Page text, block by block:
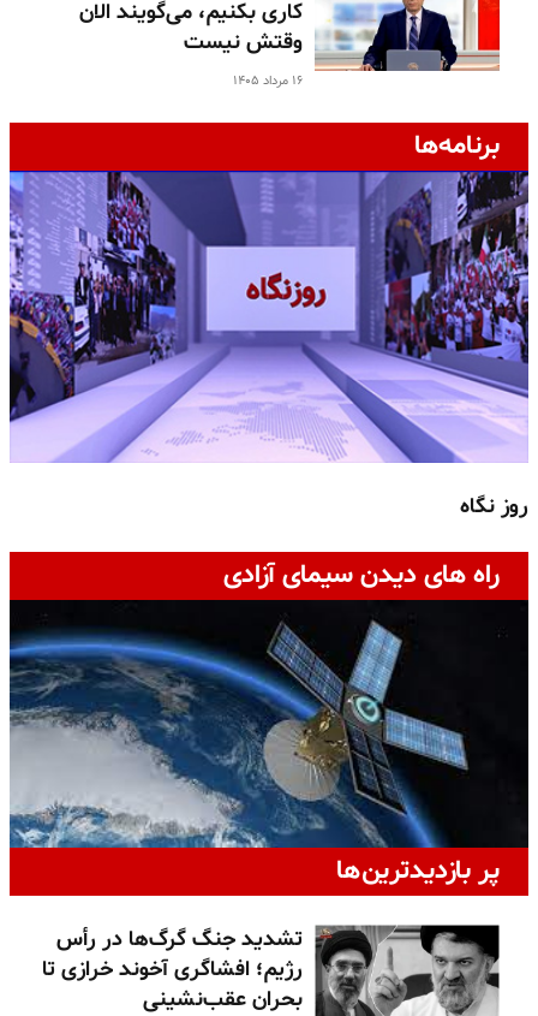
کاری بکنیم، می‌گویند الان
وقتش نیست
۱۶ مرداد ۱۴۰۵
برنامه‌ها
روز نگاه
راه های دیدن سیمای آزادی
پر بازدیدترین‌ها
تشدید جنگ گرگ‌ها در رأس
رژیم؛ افشاگری آخوند خرازی تا
بحران عقب‌نشینی